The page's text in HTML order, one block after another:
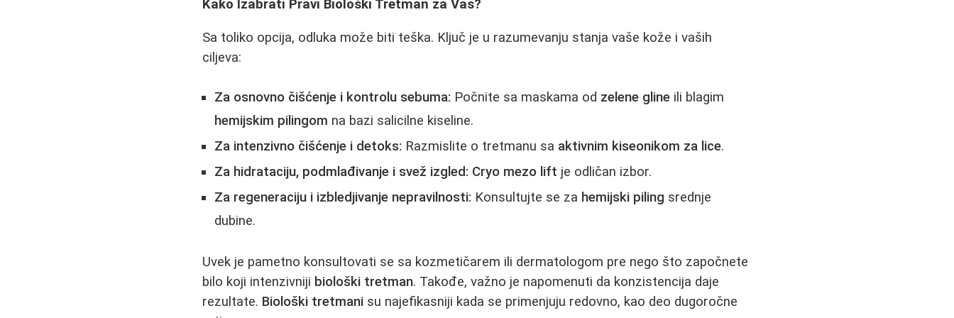
Kako Izabrati Pravi Biološki Tretman za Vas?
Sa toliko opcija, odluka može biti teška. Ključ je u razumevanju stanja vaše kože i vaših
ciljeva:
Za osnovno čišćenje i kontrolu sebuma: Počnite sa maskama od zelene gline ili blagim
hemijskim pilingom na bazi salicilne kiseline.
Za intenzivno čišćenje i detoks: Razmislite o tretmanu sa aktivnim kiseonikom za lice.
Za hidrataciju, podmlađivanje i svež izgled: Cryo mezo lift je odličan izbor.
Za regeneraciju i izbledjivanje nepravilnosti: Konsultujte se za hemijski piling srednje
dubine.
Uvek je pametno konsultovati se sa kozmetičarem ili dermatologom pre nego što započnete
bilo koji intenzivniji biološki tretman. Takođe, važno je napomenuti da konzistencija daje
rezultate. Biološki tretmani su najefikasniji kada se primenjuju redovno, kao deo dugoročne